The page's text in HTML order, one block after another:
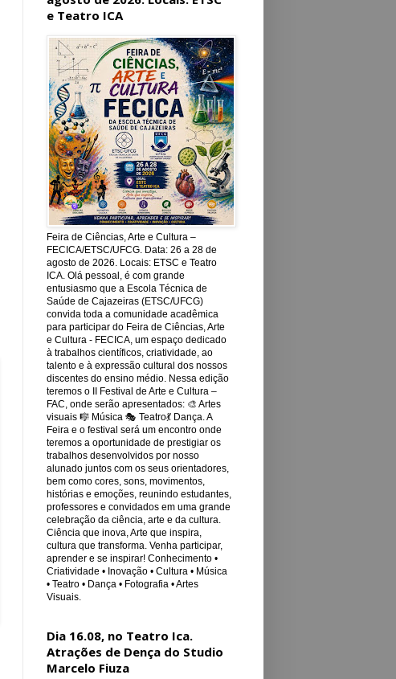
e Teatro ICA
Feira de Ciências, Arte e Cultura –
FECICA/ETSC/UFCG. Data: 26 a 28 de
agosto de 2026. Locais: ETSC e Teatro
ICA. Olá pessoal, é com grande
entusiasmo que a Escola Técnica de
Saúde de Cajazeiras (ETSC/UFCG)
convida toda a comunidade acadêmica
para participar do Feira de Ciências, Arte
e Cultura - FECICA, um espaço dedicado
à trabalhos científicos, criatividade, ao
talento e à expressão cultural dos nossos
discentes do ensino médio. Nessa edição
teremos o II Festival de Arte e Cultura –
FAC, onde serão apresentados: 🎨 Artes
visuais 🎼 Música 🎭 Teatro💃 Dança. A
Feira e o festival será um encontro onde
teremos a oportunidade de prestigiar os
trabalhos desenvolvidos por nosso
alunado juntos com os seus orientadores,
bem como cores, sons, movimentos,
histórias e emoções, reunindo estudantes,
professores e convidados em uma grande
celebração da ciência, arte e da cultura.
Ciência que inova, Arte que inspira,
cultura que transforma. Venha participar,
aprender e se inspirar! Conhecimento •
Criatividade • Inovação • Cultura • Música
• Teatro • Dança • Fotografia • Artes
Visuais.
Dia 16.08, no Teatro Ica.
Atrações de Dença do Studio
Marcelo Fiuza